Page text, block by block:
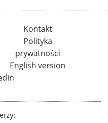
Kontakt
Polityka
prywatności
English version